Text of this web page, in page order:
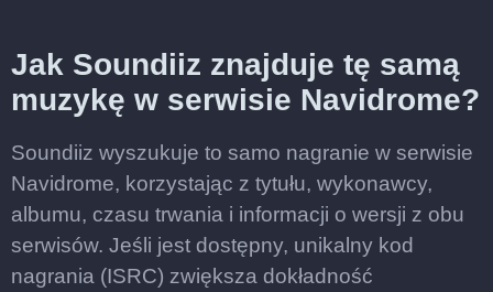
Jak Soundiiz znajduje tę samą
muzykę w serwisie Navidrome?
Soundiiz wyszukuje to samo nagranie w serwisie
Navidrome, korzystając z tytułu, wykonawcy,
albumu, czasu trwania i informacji o wersji z obu
serwisów. Jeśli jest dostępny, unikalny kod
nagrania (ISRC) zwiększa dokładność